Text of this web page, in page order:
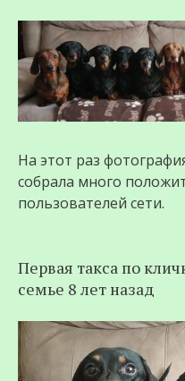
На этот раз
собрала много
пользователей сети.
Первая такса по
семье 8 лет назад